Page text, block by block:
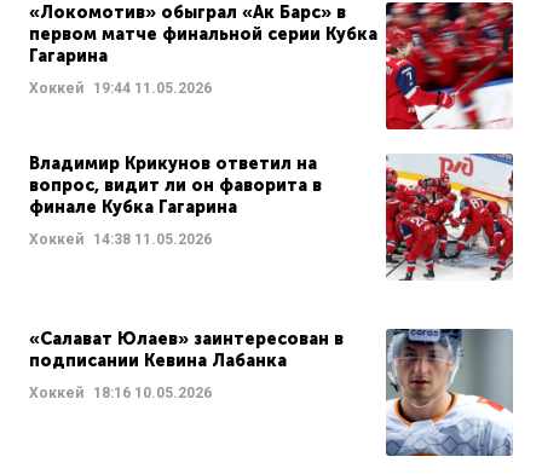
«Локомотив» обыграл «Ак Барс» в
первом матче финальной серии Кубка
Гагарина
Хоккей 19:44 11.05.2026
Владимир Крикунов ответил на
вопрос, видит ли он фаворита в
финале Кубка Гагарина
Хоккей 14:38 11.05.2026
«Салават Юлаев» заинтересован в
подписании Кевина Лабанка
Хоккей 18:16 10.05.2026